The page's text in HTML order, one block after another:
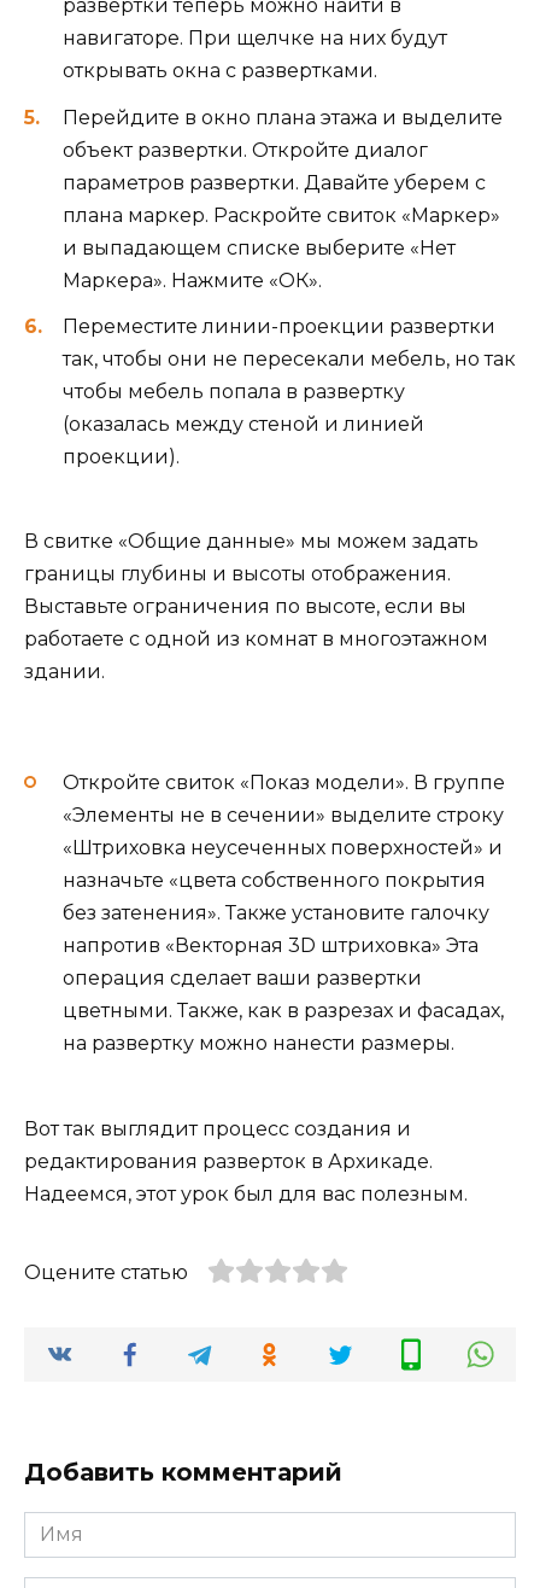
развертки теперь можно найти в
навигаторе. При щелчке на них будут
открывать окна с развертками.
Перейдите в окно плана этажа и выделите
объект развертки. Откройте диалог
параметров развертки. Давайте уберем с
плана маркер. Раскройте свиток «Маркер»
и выпадающем списке выберите «Нет
Маркера». Нажмите «ОК».
Переместите линии-проекции развертки
так, чтобы они не пересекали мебель, но так
чтобы мебель попала в развертку
(оказалась между стеной и линией
проекции).
В свитке «Общие данные» мы можем задать
границы глубины и высоты отображения.
Выставьте ограничения по высоте, если вы
работаете с одной из комнат в многоэтажном
здании.
Откройте свиток «Показ модели». В группе
«Элементы не в сечении» выделите строку
«Штриховка неусеченных поверхностей» и
назначьте «цвета собственного покрытия
без затенения». Также установите галочку
напротив «Векторная 3D штриховка» Эта
операция сделает ваши развертки
цветными.Также, как в разрезах и фасадах,
на развертку можно нанести размеры.
Вот так выглядит процесс создания и
редактирования разверток в Архикаде.
Надеемся, этот урок был для вас полезным.
Оцените статью
Добавить комментарий
Имя
*